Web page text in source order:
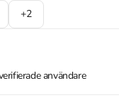
om
boken Ju :
Josephson.Det är
+2
användare